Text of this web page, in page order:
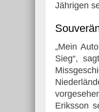
Jährigen
„Mein
Sieg“,
Eriksson